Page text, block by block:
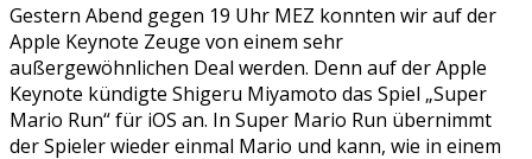
Gestern Abend gegen 19 Uhr MEZ konnten wir auf der
Apple Keynote Zeuge von einem sehr
außergewöhnlichen Deal werden. Denn auf der Apple
Keynote kündigte Shigeru Miyamoto das Spiel „Super
Mario Run“ für iOS an. In Super Mario Run übernimmt
der Spieler wieder einmal Mario und kann, wie in einem